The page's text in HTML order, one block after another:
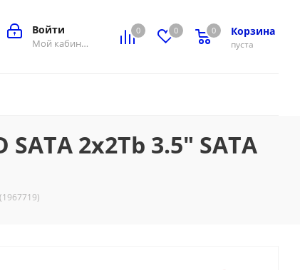
0 0 Корзина
0
пуста
0
Войти
Мой кабинет
SATA 2x2Tb 3.5" SATA